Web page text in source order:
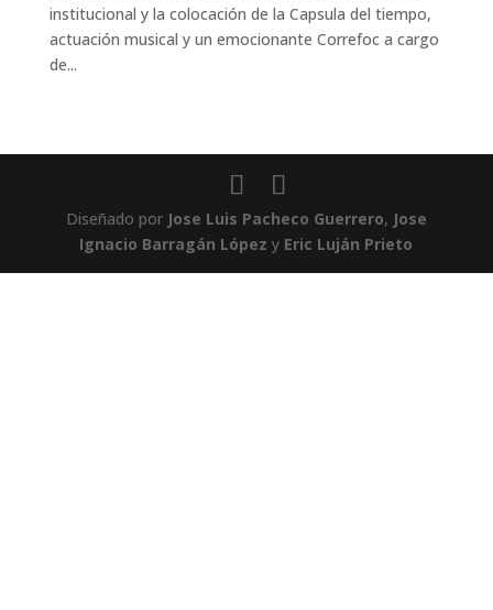
institucional y la colocación de la Capsula del tiempo,
actuación musical y un emocionante Correfoc a cargo
de...
Diseñado por Jose Luis Pacheco Guerrero, Jose
Ignacio Barragán Lópezy Eric Luján Prieto